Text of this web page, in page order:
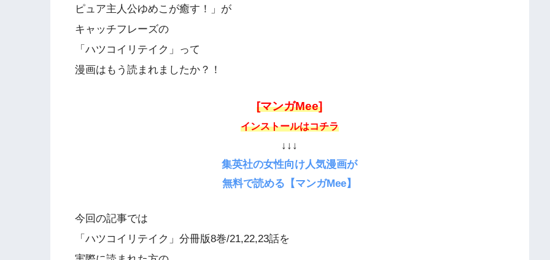
ピュア主人公ゆめこが癒す！」が
キャッチフレーズの
「ハツコイリテイク」って
漫画はもう読まれましたか？！
[マンガMee]
インストールはコチラ
↓↓↓
集英社の女性向け人気漫画が
無料で読める【マンガMee】
今回の記事では
「ハツコイリテイク」分冊版8巻/21,22,23話を